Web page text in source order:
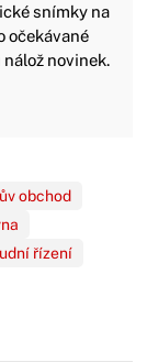
snímky na
očekávané
novinek.
obchod
řízení